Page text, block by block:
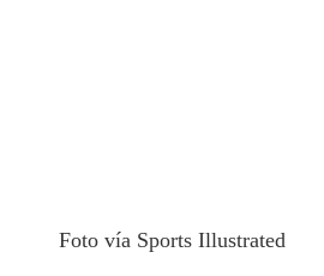
Foto vía Sports Illustrated